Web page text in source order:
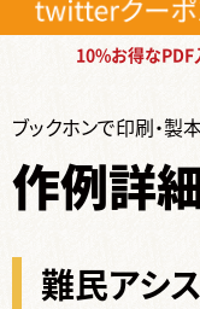
10%お得なPDF
ブックホンで印刷・製
作例詳
難民アシ